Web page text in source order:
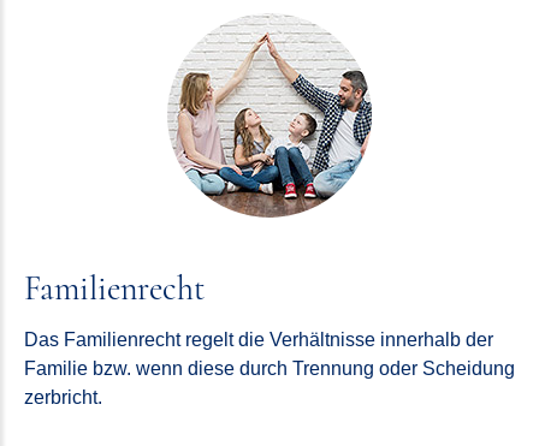
Familienrecht
Das Familienrecht regelt die Verhältnisse innerhalb der
Familie bzw. wenn diese durch Trennung oder Scheidung
zerbricht.